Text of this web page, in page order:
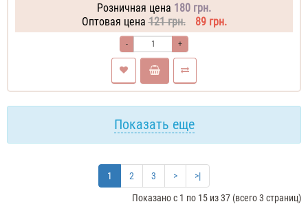
Розничная цена 180 грн.
Оптовая цена 121 грн. 89 грн.
- +
Показать еще
1 2 3 >
>|
Показано с 1 по 15 из 37 (всего 3 страниц)